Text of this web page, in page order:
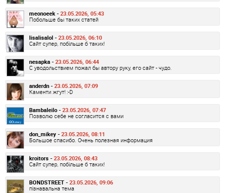
meonoeek - 23.05.2026, 05:43
Побольше бы таких статей
lisalisalol - 23.05.2026, 06:10
Сайт супер, побільше б таких!
nesapka - 23.05.2026, 06:44
С уводольствием пожал бы автору руку, его сайт - чудо.
anderdn - 23.05.2026, 07:09
Каменти жгут! :-D
Bambaleilo - 23.05.2026, 07:47
Позволю себе не согласится с вами
don_mikey - 23.05.2026, 08:11
Большое спасибо. Очень полезная информация
kroitors - 23.05.2026, 08:43
Сайт супер, побільше б таких!
BONDSTREET - 23.05.2026, 09:06
пізнавальна тема